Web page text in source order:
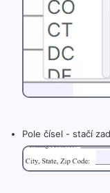
Pole čísel - stačí